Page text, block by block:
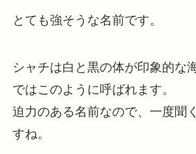
とても強そうな名前です。
シャチは白と黒の体が印象的な
ではこのように呼ばれます。
迫力のある名前なので、一度聞
すね。